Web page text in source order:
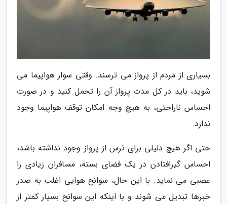
بسیاری از مردم از پرواز می ترسند. وقتی سوار هواپیما می
شوید، باید در کل مدت پرواز آن را تحمل کنید و در صورت
احساس ناراحتی، به هیچ وجه امکان توقف هواپیما وجود
ندارد.
حتی اگر هیچ دلیلی برای ترس از پرواز وجود نداشته باشد،
احساس گیرافتادن در یک فضای بسته، مسافران زیادی را
عصبی می نماید. با این حال، سوانح هوایی اغلب به صدر
خبرها تبدیل می شوند و با اینکه این سوانح بسیار کمتر از